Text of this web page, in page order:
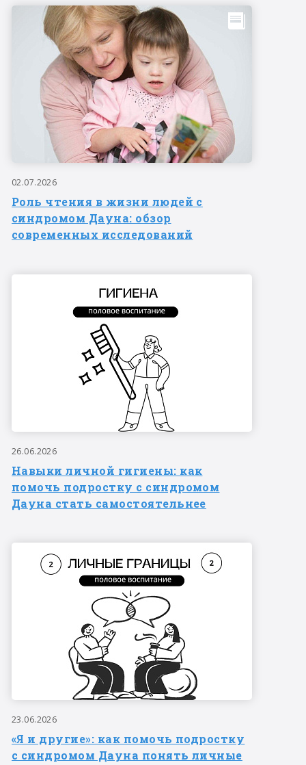
02.07.2026
Роль чтения в жизни людей с
синдромом Дауна: обзор
современных исследований
26.06.2026
Навыки личной гигиены: как
помочь подростку с синдромом
Дауна стать самостоятельнее
23.06.2026
«Я и другие»: как помочь подростку
с синдромом Дауна понять личные